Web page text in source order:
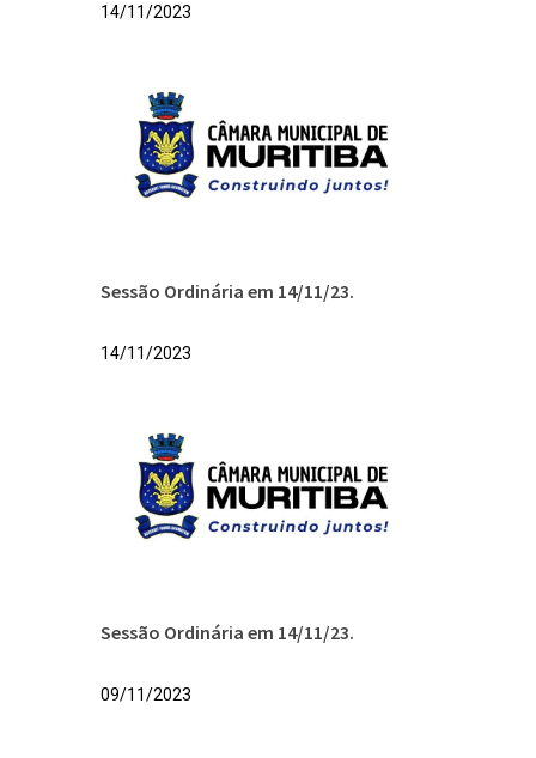
14/11/2023
Sessão Ordinária em 14/11/23.
14/11/2023
Sessão Ordinária em 14/11/23.
09/11/2023